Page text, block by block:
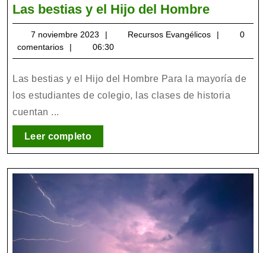
Las bestias y el Hijo del HombreLas
bestias
y
el
del
Hombre
7 noviembre 2023
noviembre
2023
Recursos Evangélicos
Recursos
0
comentarios
06:30
Las bestias y el Hijo del Hombre Para la mayoría de
los estudiantes de colegio, las clases de historia
cuentan ...
Leer completoLeer
completo